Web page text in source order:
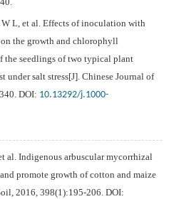
W L, et al. Effects of inoculation with
the growth and chlorophyll
the seedlings of two typical plant
under salt stress[J]. Chinese Journal of
DOI: 10.13292/j.1000-
al. Indigenous arbuscular mycorrhizal
promote growth of cotton and maize
, 2016, 398(1):195-206. DOI: